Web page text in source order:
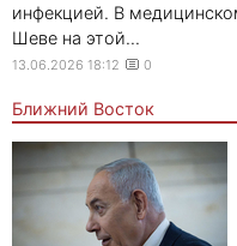
инфекцией. В
Шеве на этой...
13.06.2026 18:12 0
Ближний Восток